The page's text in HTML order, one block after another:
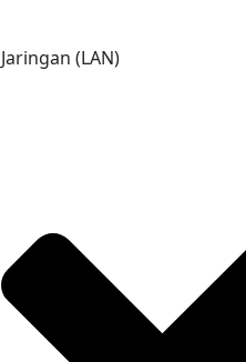
Jaringan (LAN)